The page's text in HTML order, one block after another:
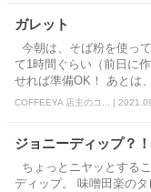
ガレット
今朝は、そば粉を使っ
て1時間ぐらい（前日に
せれば準備OK！ あとは、
COFFEEYA 店主のコ... |
ジョニーディップ？！
ちょっとニヤッとする
ディップ。 味噌田楽の